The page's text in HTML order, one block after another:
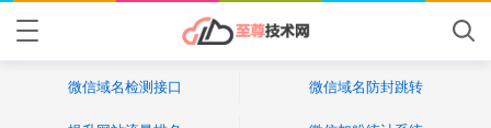
微信域名检测接口 微信域名防封跳转